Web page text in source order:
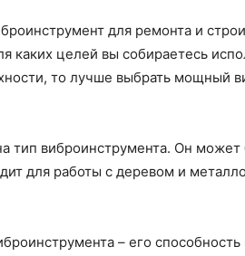
для ремонта и
каких целей вы собираетесь
то лучше выбрать мощный
тип виброинструмента. Он
для работы с деревом и
– его способность